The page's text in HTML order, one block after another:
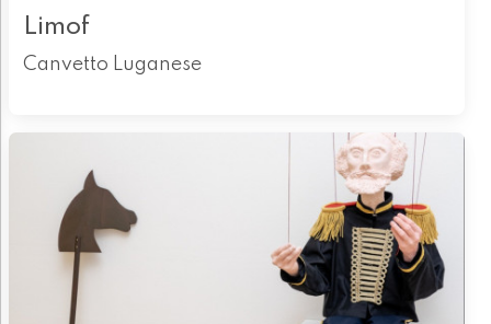
Limof
Canvetto Luganese